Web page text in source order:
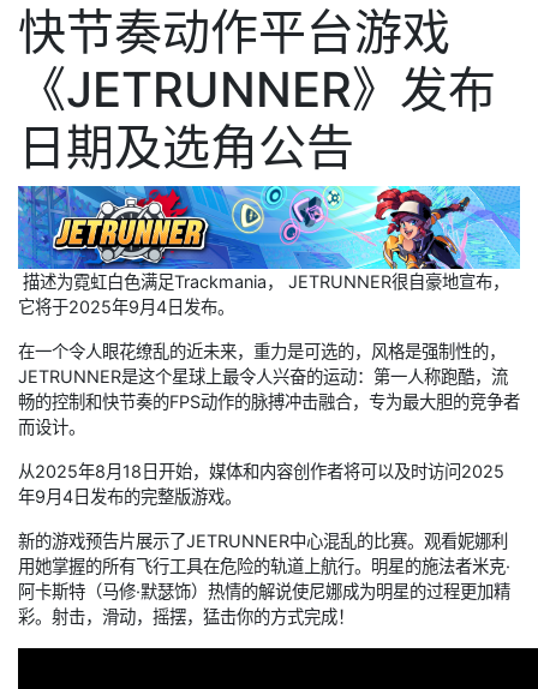
快节奏动作平台游戏
《JETRUNNER》发布
日期及选角公告
描述为霓虹白色满足Trackmania， JETRUNNER很自豪地宣布，
它将于2025年9月4日发布。
在一个令人眼花缭乱的近未来，重力是可选的，风格是强制性的，
JETRUNNER是这个星球上最令人兴奋的运动：第一人称跑酷，流
畅的控制和快节奏的FPS动作的脉搏冲击融合，专为最大胆的竞争者
而设计。
从2025年8月18日开始，媒体和内容创作者将可以及时访问2025
年9月4日发布的完整版游戏。
新的游戏预告片展示了JETRUNNER中心混乱的比赛。观看妮娜利
用她掌握的所有飞行工具在危险的轨道上航行。明星的施法者米克·
阿卡斯特（马修·默瑟饰）热情的解说使尼娜成为明星的过程更加精
彩。射击，滑动，摇摆，猛击你的方式完成！